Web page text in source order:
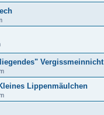
Vergissmeinnicht
Lippenmäulchen